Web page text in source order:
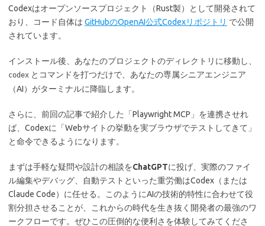
Codexはオープンソースプロジェクト（Rust製）として開発されて
おり、コード自体は GitHubのOpenAI公式Codexリポジトリ で公開
されています。
インストール後、あなたのプロジェクトのディレクトリに移動し、
codex とコマンドを打つだけで、あなたの専属シニアエンジニア
（AI）がターミナルに降臨します。
さらに、前回の記事で紹介した「Playwright MCP」を連携させれ
ば、Codexに「Webサイトの挙動を実ブラウザでテストしてきて」
と命令できるようになります。
まずは手軽な疑問や設計の相談をChatGPTに投げ、実際のファイ
ル編集やデバッグ、自動テストといった重労働はCodex（または
Claude Code）に任せる。
このようにAIの技術的特性に合わせて役
割分担させることが、これからの時代を生き抜く開発者の最強のワ
ークフローです。 ぜひこの圧倒的な便利さを体験してみてくださ